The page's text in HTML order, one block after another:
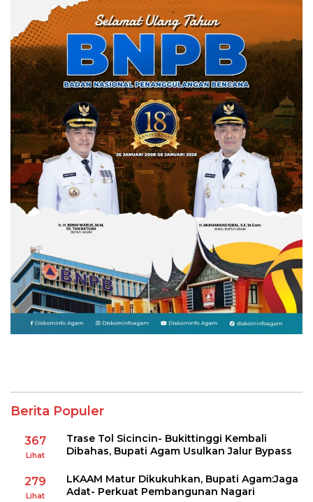
Berita Populer
367
Lihat
Trase Tol Sicincin- Bukittinggi Kembali
Dibahas, Bupati Agam Usulkan Jalur Bypass
279
Lihat
LKAAM Matur Dikukuhkan, Bupati Agam:Jaga
Adat- Perkuat Pembangunan Nagari